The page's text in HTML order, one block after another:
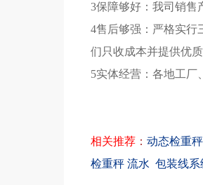
3保障够好：我司销售
4售后够强：严格实行
们只收成本并提供优
5实体经营：各地工厂
相关推荐 ： 动态检重
检重秤 流水 包装线